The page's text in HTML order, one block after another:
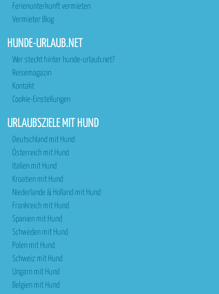
Ferienunterkunft vermieten
Vermieter Blog
HUNDE-URLAUB.NET
Wer steckt hinter hunde-urlaub.net?
Reisemagazin
Kontakt
Cookie-Einstellungen
URLAUBSZIELE MIT HUND
Deutschland mit Hund
Österreich mit Hund
Italien mit Hund
Kroatien mit Hund
Niederlande & Holland mit Hund
Frankreich mit Hund
Spanien mit Hund
Schweden mit Hund
Polen mit Hund
Schweiz mit Hund
Ungarn mit Hund
Belgien mit Hund